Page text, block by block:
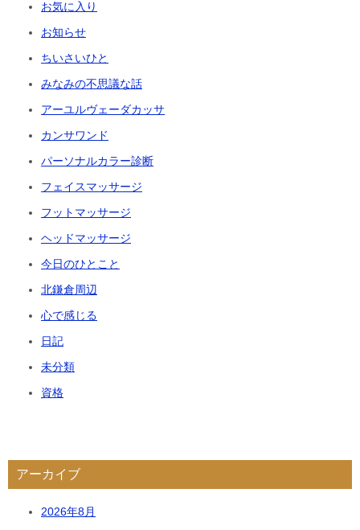
お気に入り
お知らせ
ちいさいひと
みなみの不思議な話
アーユルヴェーダカッサ
カンサワンド
パーソナルカラー診断
フェイスマッサージ
フットマッサージ
ヘッドマッサージ
今日のひとこと
北鎌倉周辺
心で感じる
日記
未分類
資格
アーカイブ
2026年8月